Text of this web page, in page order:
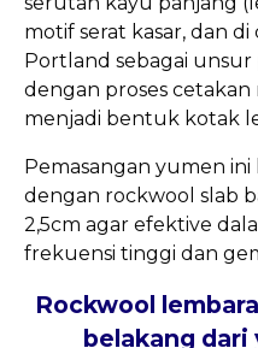
motif serat kasar, dan
Portland sebagai
dengan proses cetakan
menjadi bentuk kotak
Pemasangan yumen ini
dengan rockwool slab
2,5cm agar efektive
frekuensi tinggi dan
Rockwool
belakang dari